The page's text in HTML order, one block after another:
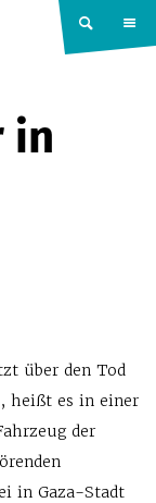
in
über den Tod
heißt es in einer
der
in Gaza-Stadt